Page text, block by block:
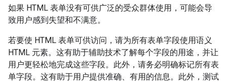
如果 HTML 表单没有可供广泛的受众群体使用，可能会导
致用户感到失望和不满意。
若要使 HTML 表单可供访问，请为所有表单字段使用语义
HTML 元素。这有助于辅助技术了解每个字段的用途，并让
用户更轻松地完成这些字段。此外，请务必明确标记所有表
单字段。这有助于用户提供准确、有用的信息。此外，测试